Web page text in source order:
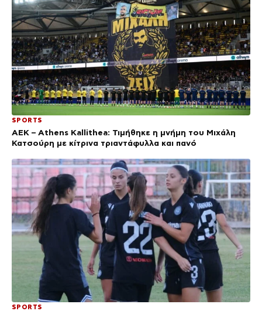
SPORTS
ΑΕΚ – Athens Kallithea: Τιμήθηκε η μνήμη του Μιχάλη
Κατσούρη με κίτρινα τριαντάφυλλα και πανό
SPORTS